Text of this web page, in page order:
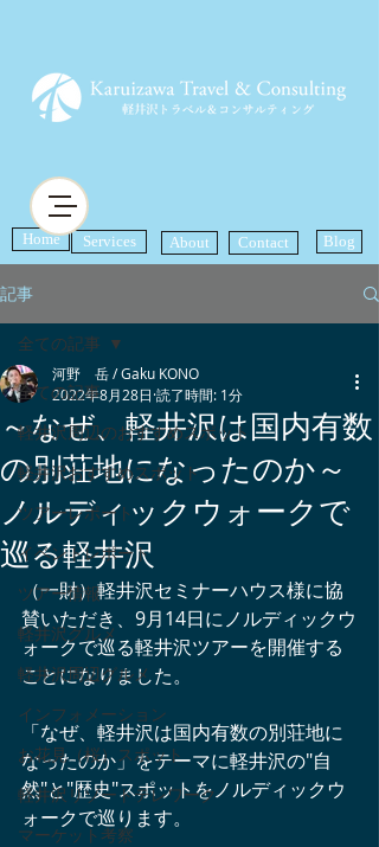
Home Services About Contact Blog
記事
全ての記事
軽井沢周辺のおすすめスポット
軽井沢おすすめスポット
ツアーレポート
イベントレポート
ツアー情報
軽井沢グルメ
軽井沢周辺グルメ
インフォメーション
お花見（桜）スポット
軽井沢リゾートテレワーク
マーケット考察
全ての記事
～なぜ、軽井沢は国内有数
の別荘地になったのか～
ノルディックウォークで
巡る軽井沢
河野 岳 / Gaku KONO
2022年8月28日 読了時間: 1分
（一財）軽井沢セミナーハウス様に協
賛いただき、9月14日にノルディックウ
ォークで巡る軽井沢ツアーを開催する
ことになりました。
「なぜ、軽井沢は国内有数の別荘地に
なったのか」をテーマに軽井沢の"自
然"と"歴史"スポットをノルディックウ
ォークで巡ります。